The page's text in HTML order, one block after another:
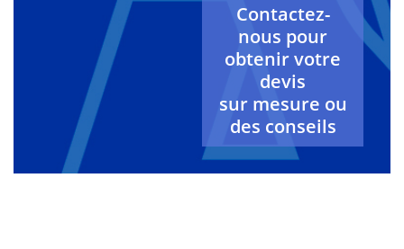
Contactez-
nous pour
obtenir votre
devis
sur mesure ou
des conseils